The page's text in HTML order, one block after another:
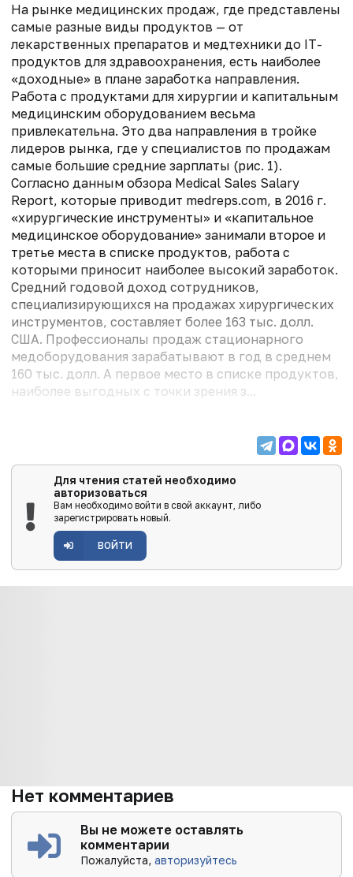
На рынке медицинских продаж, где представлены
самые разные виды продуктов — от
лекарственных препаратов и медтехники до IT-
продуктов для здравоохранения, есть наиболее
«доходные» в плане заработка направления.
Работа с продуктами для хирургии и капитальным
медицинским оборудованием весьма
привлекательна. Это два направления в тройке
лидеров рынка, где у специалистов по продажам
самые большие средние зарплаты (рис. 1).
Согласно данным обзора Medical Sales Salary
Report, которые приводит medreps.com, в 2016 г.
«хирургические инструменты» и «капитальное
медицинское оборудование» занимали второе и
третье места в списке продуктов, работа с
которыми приносит наиболее высокий заработок.
Средний годовой доход сотрудников,
специализирующихся на продажах хирургических
инструментов, составляет более 163 тыс. долл.
США. Профессионалы продаж стационарного
медоборудования зарабатывают в год в среднем
160 тыс. долл. А первое место в списке продуктов,
наиболее выгодных с точки зрения з...
Для чтения статей необходимо
авторизоваться
Вам необходимо войти в свой аккаунт, либо
зарегистрировать новый.
ВОЙТИ
Нет комментариев
Вы не можете оставлять
комментарии
Пожалуйста,авторизуйтесь